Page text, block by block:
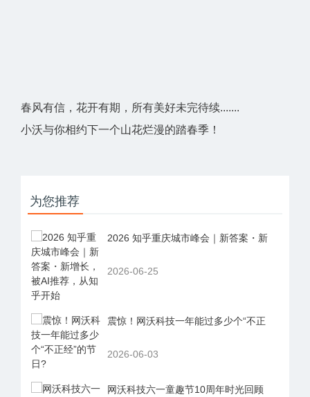
春风有信，花开有期，所有美好未完待续.......
小沃与你相约下一个山花烂漫的踏春季！
为您推荐
2026 知乎重庆城市峰会｜新答案・新
2026-06-25
震惊！网沃科技一年能过多少个“不正
2026-06-03
网沃科技六一童趣节10周年时光回顾